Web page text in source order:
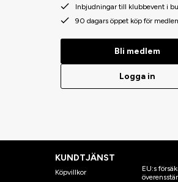
Inbjudningar till klubbevent i
90 dagars öppet köp för
Bli medlem
Logga in
KUNDTJÄNST
Köpvillkor
EU:s